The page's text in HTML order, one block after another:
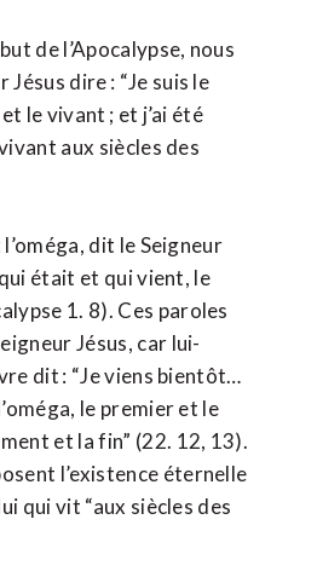
de l’Apocalypse, nous
dire : “Je suis le
le vivant ; et j’ai été
aux siècles des
l’oméga, dit le Seigneur
était et qui vient, le
1. 8). Ces paroles
Jésus, car lui-
dit : “Je viens bientôt…
le premier et le
et la fin” (22. 12, 13).
l’existence éternelle
qui vit “aux siècles des